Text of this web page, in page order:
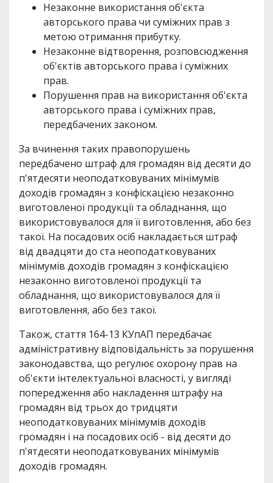
Незаконне використання об'єкта
авторського права чи суміжних прав з
метою отримання прибутку.
Незаконне відтворення, розповсюдження
об'єктів авторського права і суміжних
прав.
Порушення прав на використання об'єкта
авторського права і суміжних прав,
передбачених законом.
За вчинення таких правопорушень
передбачено штраф для громадян від десяти до
п'ятдесяти неоподатковуваних мінімумів
доходів громадян з конфіскацією незаконно
виготовленої продукції та обладнання, що
використовувалося для її виготовлення, або без
такої. На посадових осіб накладається штраф
від двадцяти до ста неоподатковуваних
мінімумів доходів громадян з конфіскацією
незаконно виготовленої продукції та
обладнання, що використовувалося для її
виготовлення, або без такої.
Також, стаття 164-13 КУпАП передбачає
адміністративну відповідальність за порушення
законодавства, що регулює охорону прав на
об'єкти інтелектуальної власності, у вигляді
попередження або накладення штрафу на
громадян від трьох до тридцяти
неоподатковуваних мінімумів доходів
громадян і на посадових осіб - від десяти до
п'ятдесяти неоподатковуваних мінімумів
доходів громадян.